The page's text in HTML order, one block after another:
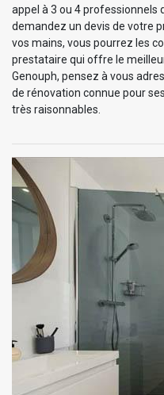
appel à 3 ou 4 professionnels
demandez un devis de votre
vos mains, vous pourrez les
prestataire qui offre le
Genouph, pensez à vous
de rénovation connue pour
très raisonnables.